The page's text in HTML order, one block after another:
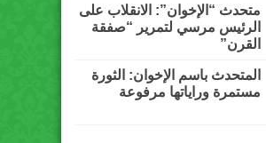
متحدث “الإخوان”: الانقلاب على
الرئيس مرسي لتمرير “صفقة
القرن”
المتحدث باسم الإخوان: الثورة
مستمرة وراياتها مرفوعة